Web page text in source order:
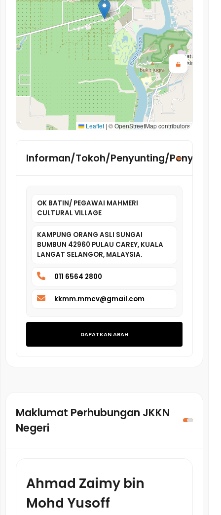
Leaflet | © OpenStreetMap contributors
Informan/Tokoh/Penyunting/Penyelidik
OK BATIN/ PEGAWAI MAHMERI
CULTURAL VILLAGE
KAMPUNG ORANG ASLI SUNGAI
BUMBUN 42960 PULAU CAREY, KUALA
LANGAT SELANGOR, MALAYSIA.
011 6564 2800
kkmm.mmcv@gmail.com
DAPATKAN ARAH
Maklumat Perhubungan JKKN
Negeri
Ahmad Zaimy bin
Mohd Yusoff